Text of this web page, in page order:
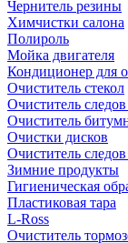
Чернитель резины
Химчистки салона
Полироль
Мойка двигателя
Кондиционер для
Очиститель стекол
Очиститель
Очиститель
Очистки дисков
Очиститель
Зимние продукты
Гигиеническая
Пластиковая тара
L-Ross
Очиститель